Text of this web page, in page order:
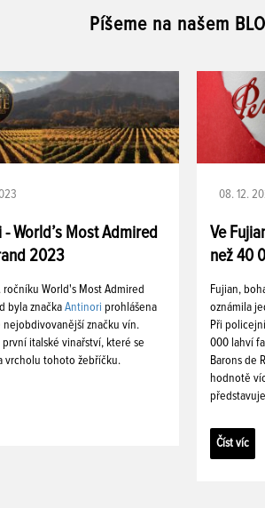
Píšeme na našem
World’s Most Admired
2023
ročníku World's Most Admired
byla značka Antinori prohlášena
nejobdivovanější značku vín.
italské vinařství, které se
vrcholu tohoto žebříčku.
08. 12.
Ve
než 40
Fujian,
oznámila
Při
000 lahví
Barons de
hodnotě
Číst víc